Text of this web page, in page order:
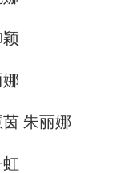
朱丽娜